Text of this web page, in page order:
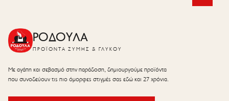
ΡΟΔΟΥΛΑ
ΠΡΟΪΌΝΤΑ ΖΎΜΗΣ & ΓΛΥΚΟΎ
Με αγάπη και σεβασμό στην παράδοση, δημιουργούμε προϊόντα
που συνοδεύουν τις πιο όμορφες στιγμές σας εδώ και 27 χρόνια.